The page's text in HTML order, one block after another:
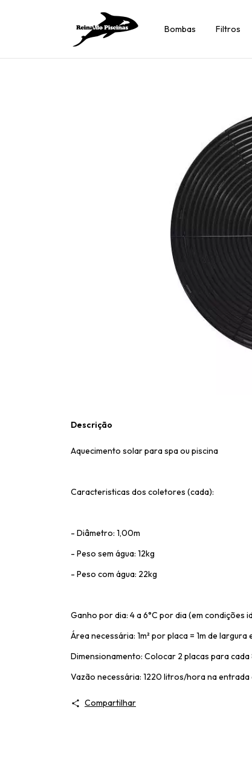
Bombas Filtros
Descrição
Aquecimento solar para spa ou piscina
Caracteristicas dos coletores (cada):
- Diâmetro: 1,00m
- Peso sem água: 12kg
- Peso com água: 22kg
Ganho por dia: 4 a 6°C por dia (em condições
Área necessária: 1m² por placa = 1m de largura
Dimensionamento: Colocar 2 placas para
Vazão necessária: 1220 litros/hora na entrada
Compartilhar